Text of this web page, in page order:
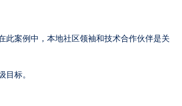
此案例中，本地社区领袖和技术合作伙伴是关
标。